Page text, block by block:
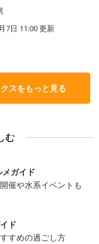
7日 11:00更新
スをもっと見る
む
ガイド
催や水系イベントも
ド
すめの過ごし方